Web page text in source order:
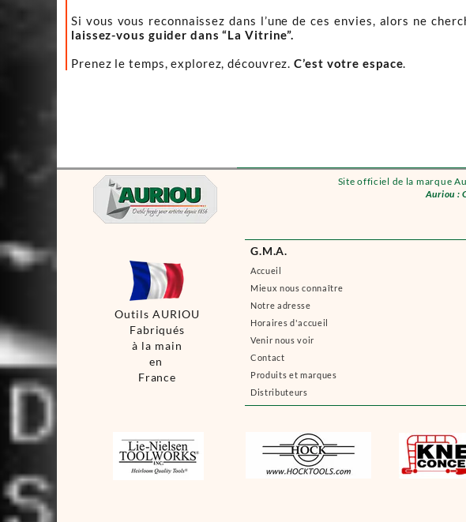
Site officiel de la marque
Auriou :
G.M.A.
Accueil
Mieux nous connaître
Notre adresse
Horaires d'accueil
Venir nous voir
Contact
Produits et marques
Distributeurs
Outils AURIOU
Fabriqués
à la main
en
France
Si vous vous reconnaissez dans l’une de ces envies, alors ne
laissez-vous guider dans “La Vitrine”.
Prenez le temps, explorez, découvrez.C’est votre espace.